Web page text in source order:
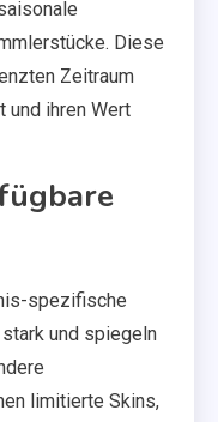
Diese
Zeitraum
und ihren Wert
spezifische
und spiegeln
limitierte Skins,